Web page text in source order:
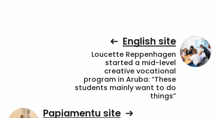
English site
Loucette Reppenhagen
started a mid-level
creative vocational
program in Aruba: “These
students mainly want to do
things”
Papiamentu site